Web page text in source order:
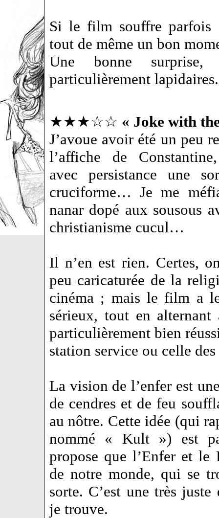
Si le film souffre parfois
tout de même un bon
Une bonne
particulièrement lapidaires.
★★★☆☆ « Joke with
J’avoue avoir été un peu
l’affiche de
avec persistance une
cruciforme… Je me
nanar dopé aux sousous
christianisme cucul…
Il n’en est rien. Certes,
peu caricaturée de la
cinéma ; mais le film a
sérieux, tout en alternant
particulièrement bien
station service ou celle
La vision de l’enfer est
de cendres et de feu
au nôtre. Cette idée (qui
nommé « Kult ») est
propose que l’Enfer et le
de notre monde, qui se
sorte. C’est une très
je trouve.